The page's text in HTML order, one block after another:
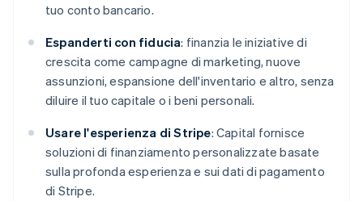
tuo conto bancario.
Espanderti con fiducia: finanzia le iniziative di
crescita come campagne di marketing, nuove
assunzioni, espansione dell'inventario e altro, senza
diluire il tuo capitale o i beni personali.
Usare l'esperienza di Stripe: Capital fornisce
soluzioni di finanziamento personalizzate basate
sulla profonda esperienza e sui dati di pagamento
di Stripe.